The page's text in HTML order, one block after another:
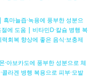
마늘즙·녹용에 풍부한 성분으
에 도움 | 비타민D·칼슘 병행 복
회복 향상에 좋은 음식·보충제
·아보카도에 풍부한 성분으로 체
라겐 병행 복용으로 피부·모발